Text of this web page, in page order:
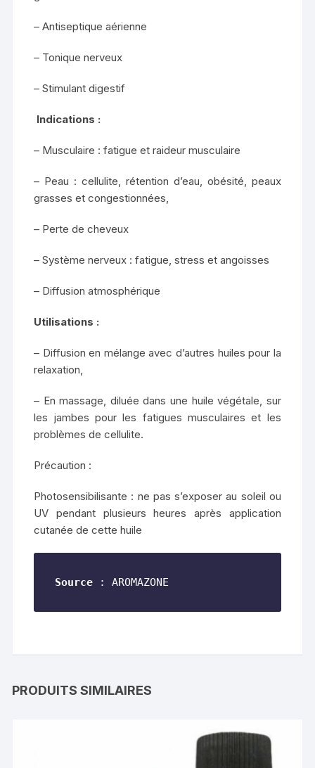
– Antiseptique aérienne
– Tonique nerveux
– Stimulant digestif
Indications :
– Musculaire : fatigue et raideur musculaire
– Peau : cellulite, rétention d’eau, obésité, peaux
grasses et congestionnées,
– Perte de cheveux
– Système nerveux : fatigue, stress et angoisses
– Diffusion atmosphérique
Utilisations :
– Diffusion en mélange avec d’autres huiles pour la
relaxation,
– En massage, diluée dans une huile végétale, sur
les jambes pour les fatigues musculaires et les
problèmes de cellulite.
Précaution :
Photosensibilisante : ne pas s’exposer au soleil ou
UV pendant plusieurs heures après application
cutanée de cette huile
Source : AROMAZONE
PRODUITS SIMILAIRES